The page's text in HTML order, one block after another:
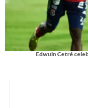
Edwuin Cetré